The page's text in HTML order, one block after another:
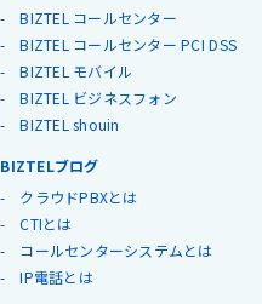
BIZTEL コールセンター
BIZTEL コールセンター PCI DSS
BIZTEL モバイル
BIZTEL ビジネスフォン
BIZTEL shouin
BIZTELブログ
クラウドPBXとは
CTIとは
コールセンターシステムとは
IP電話とは